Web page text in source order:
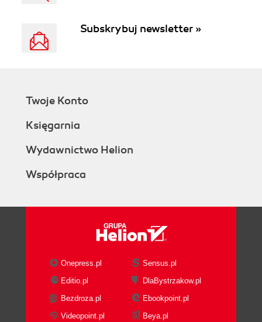
Subskrybuj newsletter »
Twoje Konto
Księgarnia
Wydawnictwo Helion
Współpraca
Onepress.pl
Sensus.pl
Editio.pl
DlaBystrzakow.pl
Bezdroza.pl
Ebookpoint.pl
Videopoint.pl
Beya.pl